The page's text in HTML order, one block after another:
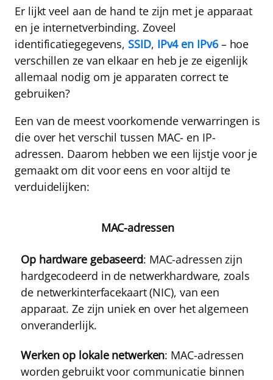
Er lijkt veel aan de hand te zijn met je apparaat
en je internetverbinding. Zoveel
identificatiegegevens, SSID, IPv4 en IPv6– hoe
verschillen ze van elkaar en heb je ze eigenlijk
allemaal nodig om je apparaten correct te
gebruiken?
Een van de meest voorkomende verwarringen is
die over het verschil tussen MAC- en IP-
adressen. Daarom hebben we een lijstje voor je
gemaakt om dit voor eens en voor altijd te
verduidelijken:
MAC-adressen
Op hardware gebaseerd: MAC-adressen zijn
hardgecodeerd in de netwerkhardware, zoals
de netwerkinterfacekaart (NIC), van een
apparaat. Ze zijn uniek en over het algemeen
onveranderlijk.
Werken op lokale netwerken: MAC-adressen
worden gebruikt voor communicatie binnen